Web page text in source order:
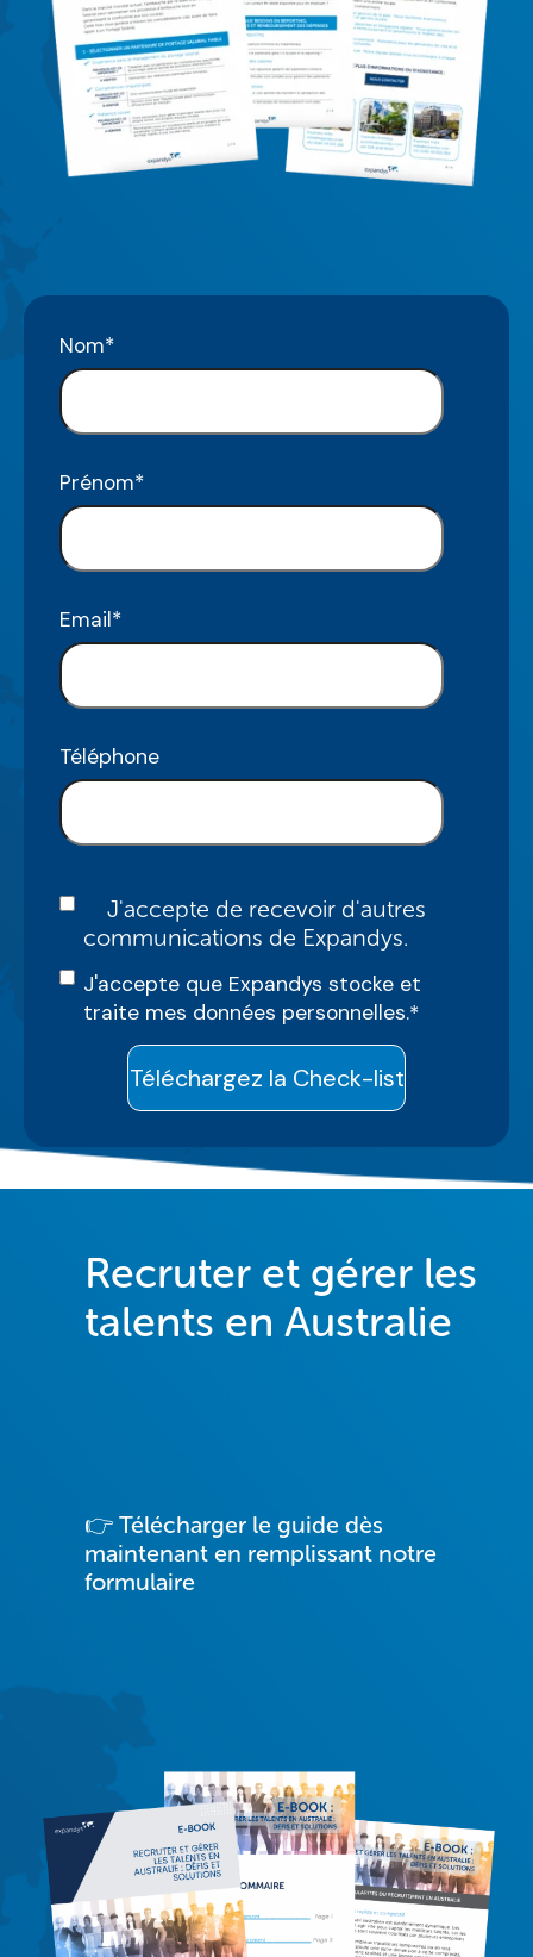
Nom*
Prénom*
Email*
Téléphone
J'accepte de recevoir d'autres
communications de Expandys.
J'accepte que Expandys stocke et
traite mes données personnelles.*
Recruter et gérer les
talents en Australie
👉 Télécharger le guide dès
maintenant en remplissant notre
formulaire